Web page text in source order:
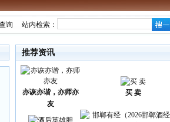
询 站内检索：
推荐资讯
亦诙亦谐，亦师亦
友
买 卖